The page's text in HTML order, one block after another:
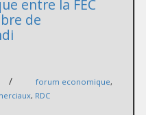
entre la FEC
de
/ forum economique,
, RDC